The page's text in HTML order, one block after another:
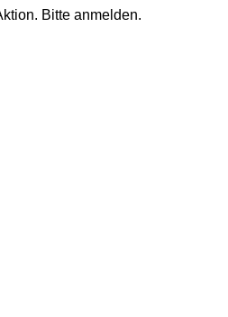
Bitte anmelden.